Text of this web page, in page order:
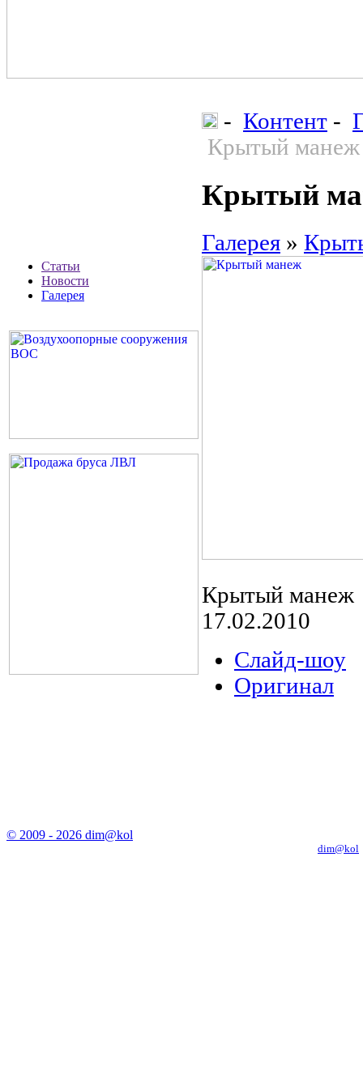
Статьи
Новости
Галерея
- Контент -
Крытый манеж
Крытый
Галерея »
Крытый манеж
17.02.2010
Слайд-шоу
Оригинал
© 2009 - 2026 dim@kol
dim@kol